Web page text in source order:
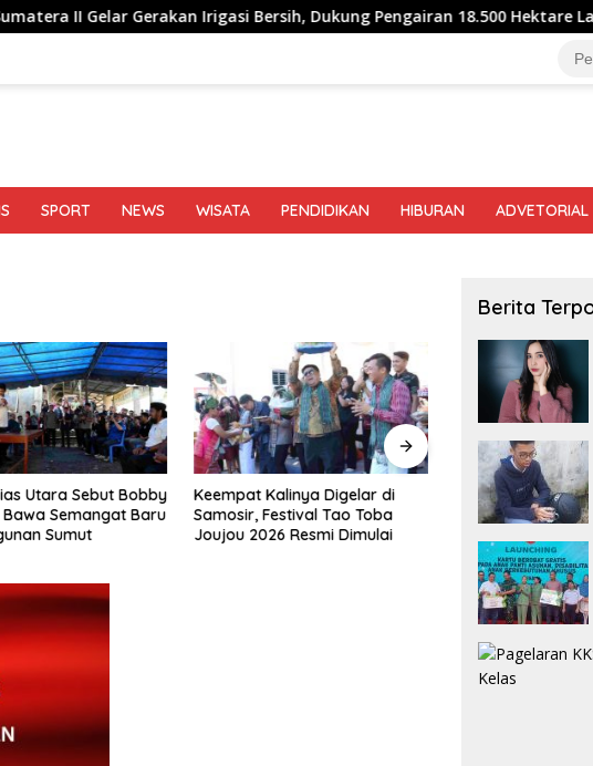
Gerakan Irigasi Bersih, Dukung Pengairan 18.500 Hektare Lahan di Sei Ular
SPORT NEWS WISATA PENDIDIKAN HIBURAN ADVETORIAL
Utara Sebut Bobby
Semangat Baru
Sumut
Keempat Kalinya Digelar di
Samosir, Festival Tao Toba
Joujou 2026 Resmi Dimulai
Bedah Buku
Sofyan Tan:
Berita